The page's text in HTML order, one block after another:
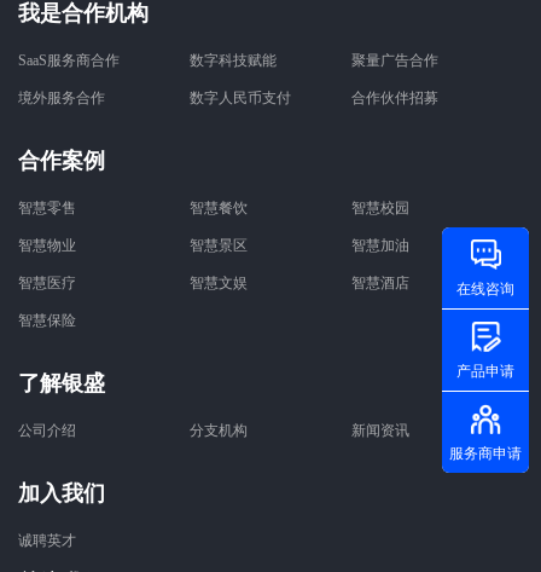
在线咨询
产品申请
服务商申请
我是合作机构
SaaS服务商合作 数字科技赋能 聚量广告合作
境外服务合作 数字人民币支付 合作伙伴招募
合作案例
智慧零售 智慧餐饮 智慧校园
智慧物业 智慧景区 智慧加油
智慧医疗 智慧文娱 智慧酒店
智慧保险
了解银盛
公司介绍 分支机构 新闻资讯
加入我们
诚聘英才